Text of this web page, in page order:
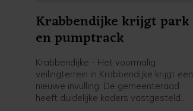
Krabbendijke krijgt park
en pumptrack
Krabbendijke - Het voormalig
veilingterrein in Krabbendijke krijgt een
nieuwe invulling. De gemeenteraad
heeft duidelijke kaders vastgesteld